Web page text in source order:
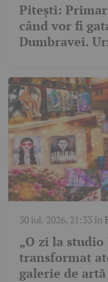
Pitești:
când vor fi
Dumbravei.
30 iul. 2026, 21:33în
„O zi la studio
transformat
galerie de artă